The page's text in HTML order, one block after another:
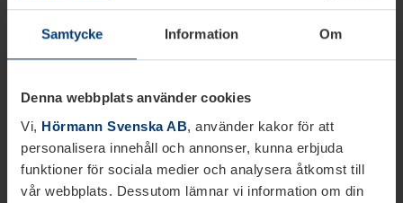
Samtycke Information Om
Denna webbplats använder cookies
Vi, Hörmann Svenska AB, använder kakor för att
personalisera innehåll och annonser, kunna erbjuda
funktioner för sociala medier och analysera åtkomst till
vår webbplats. Dessutom lämnar vi information om din